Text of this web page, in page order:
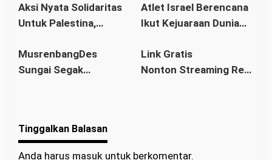
Legalitas
Aksi Nyata Solidaritas
Untuk Palestina,
Pontianak Ikuti Senam
Sehat dan
Atlet Israel Berencana
Ikut Kejuaraan Dunia
Kata Menlu
MusrenbangDes
Sungai Segak
dalam Kebaikan
Link Gratis
Nonton Streaming Real
Tinggalkan Balasan
Anda harus masuk untuk berkomentar.